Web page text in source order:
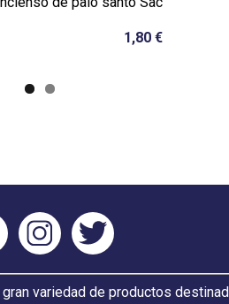
1,80 €
variedad de productos